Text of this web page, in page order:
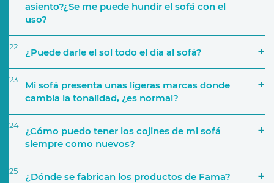
Colecciones de Telas
asiento?¿Se me puede hundir el sofá con el
uso?
22 ¿Puede darle el sol todo el día al sofá?
23
Mi sofá presenta unas ligeras marcas donde
cambia la tonalidad, ¿es normal?
24
¿Cómo puedo tener los cojines de mi sofá
siempre como nuevos?
25 ¿Dónde se fabrican los productos de Fama?